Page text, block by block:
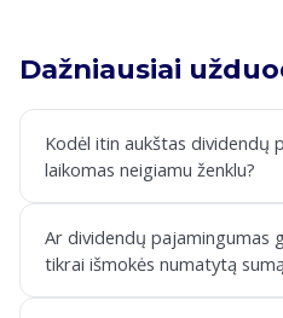
Dažniausiai
Kodėl itin aukštas dividendų
laikomas neigiamu ženklu?
Ar dividendų pajamingumas
tikrai išmokės numatytą